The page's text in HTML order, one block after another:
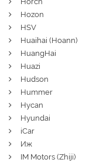
Hozon
HSV
Huaihai (Hoann)
HuangHai
Huazi
Hudson
Hummer
Hycan
Hyundai
iCar
Иж
IM Motors (Zhiji)